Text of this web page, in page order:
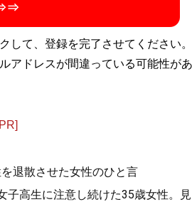
⇒⇒
て、登録を完了させてください。
アドレスが間違っている可能性があ
退散させた女性のひと言
子高生に注意し続けた35歳女性。見